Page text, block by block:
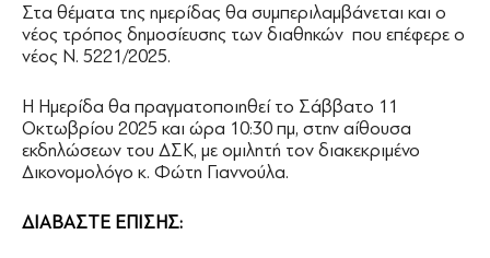
Στα θέματα της ημερίδας θα συμπεριλαμβάνεται και ο
νέος τρόπος δημοσίευσης των διαθηκών που επέφερε ο
νέος Ν. 5221/2025.
Η Ημερίδα θα πραγματοποιηθεί το Σάββατο 11
Οκτωβρίου 2025 και ώρα 10:30 πμ, στην αίθουσα
εκδηλώσεων του ΔΣΚ, με ομιλητή τον διακεκριμένο
Δικονομολόγο κ. Φώτη Γιαννούλα.
ΔΙΑΒΑΣΤΕ ΕΠΙΣΗΣ: